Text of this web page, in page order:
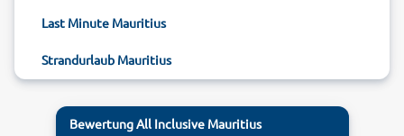
Last Minute Mauritius
Strandurlaub Mauritius
BewertungAll Inclusive Mauritius